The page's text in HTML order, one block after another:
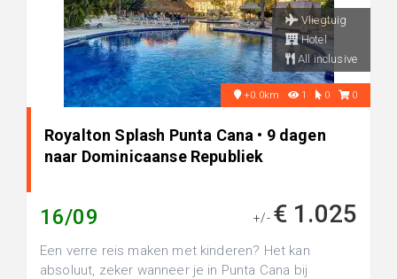
Vliegtuig
Hotel
All inclusive
+0.0km 1 0 0
Royalton Splash Punta Cana • 9 dagen
naar Dominicaanse Republiek
16/09 +/- € 1.025
Een verre reis maken met kinderen? Het kan
absoluut, zeker wanneer je in Punta Cana bij